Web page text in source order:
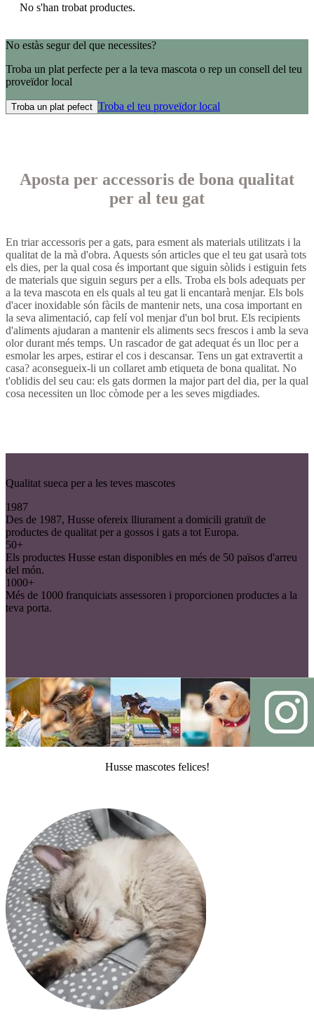
No s'han trobat productes.
No estàs segur del que necessites?
Troba un plat perfecte per a la teva mascota o rep un consell del teu
proveïdor local
Troba un plat pefect Troba el teu proveïdor local
Aposta per accessoris de bona qualitat
per al teu gat
En triar accessoris per a gats, para esment als materials utilitzats i la
qualitat de la mà d'obra. Aquests són articles que el teu gat usarà tots
els dies, per la qual cosa és important que siguin sòlids i estiguin fets
de materials que siguin segurs per a ells. Troba els bols adequats per
a la teva mascota en els quals al teu gat li encantarà menjar. Els bols
d'acer inoxidable són fàcils de mantenir nets, una cosa important en
la seva alimentació, cap felí vol menjar d'un bol brut. Els recipients
d'aliments ajudaran a mantenir els aliments secs frescos i amb la seva
olor durant més temps. Un rascador de gat adequat és un lloc per a
esmolar les arpes, estirar el cos i descansar. Tens un gat extravertit a
casa? aconsegueix-li un collaret amb etiqueta de bona qualitat. No
t'oblidis del seu cau: els gats dormen la major part del dia, per la qual
cosa necessiten un lloc còmode per a les seves migdiades.
Qualitat sueca per a les teves mascotes
1987
Des de 1987, Husse ofereix lliurament a domicili gratuït de
productes de qualitat per a gossos i gats a tot Europa.
50+
Els productes Husse estan disponibles en més de 50 països d'arreu
del món.
1000+
Més de 1000 franquiciats assessoren i proporcionen productes a la
teva porta.
Husse mascotes felices!